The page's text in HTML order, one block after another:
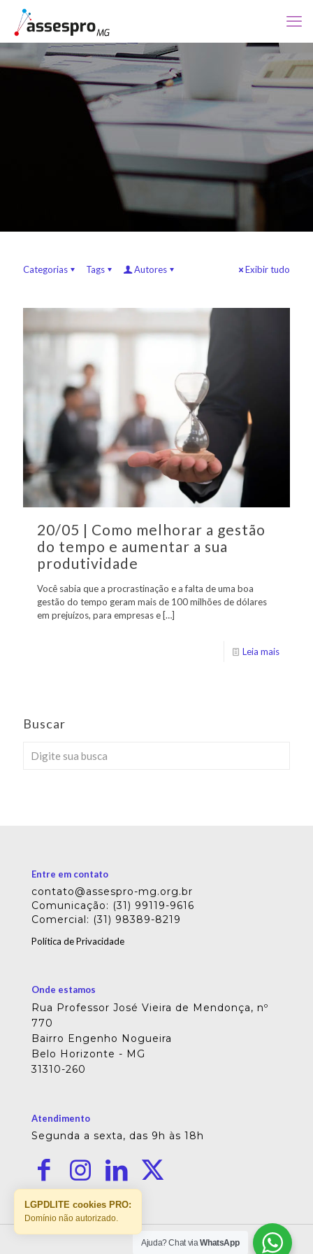
Categorias Tags Autores Exibir tudo
20/05 | Como melhorar a gestão
do tempo e aumentar a sua
produtividade
Você sabia que a procrastinação e a falta de uma boa
gestão do tempo geram mais de 100 milhões de dólares
em prejuízos, para empresas e […]
Leia mais
Buscar
Entre em contato
contato@assespro-mg.org.br
Comunicação: (31) 99119-9616
Comercial: (31) 98389-8219
Política de Privacidade
Onde estamos
Rua Professor José Vieira de Mendonça, nº
770
Bairro Engenho Nogueira
Belo Horizonte - MG
31310-260
Atendimento
Segunda a sexta, das 9h às 18h
Ajuda? Chat viaWhatsApp
LGPDLITE cookies PRO:
Domínio não autorizado.